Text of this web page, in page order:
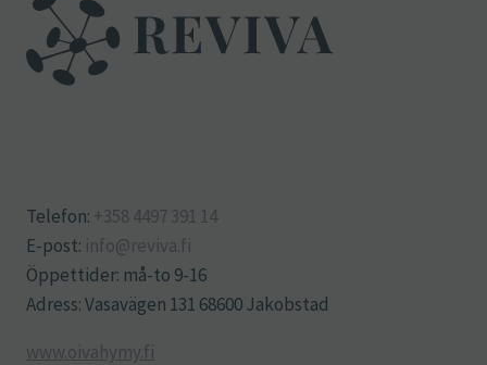
Telefon: +358 4497 391 14
E-post: info@reviva.fi
Öppettider: må-to 9-16
Adress: Vasavägen 131 68600 Jakobstad
www.oivahymy.fi